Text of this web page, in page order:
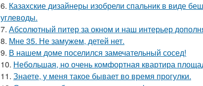
6. Казахские дизайнеры изобрели спальник в виде
углеводы.
7. Абсолютный питер за окном и наш интерьер
8. Мне 35. Не замужем, детей нет.
9. В нашем доме поселился замечательный сосед!
10. Небольшая, но очень комфортная квартира
11. Знаете, у меня такое бывает во время прогулки.